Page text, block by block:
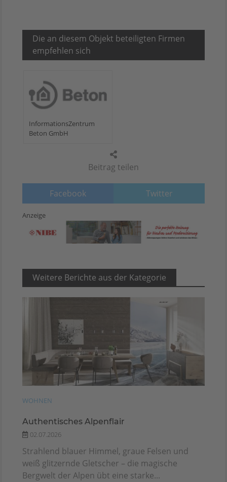
Beitrag teilen
Facebook Twitter
Die an diesem Objekt beteiligten Firmen
empfehlen sich
InformationsZentrum
Beton GmbH
Anzeige
Weitere Berichte aus der Kategorie
WOHNEN
Authentisches Alpenflair
02.07.2026
Strahlend blauer Himmel, graue Felsen und
weiß glitzernde Gletscher – die magische
Bergwelt der Alpen übt eine starke...